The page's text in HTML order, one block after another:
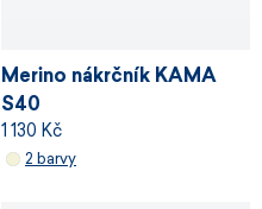
Merino nákrčník KAMA
S40
1 130 Kč
2 barvy